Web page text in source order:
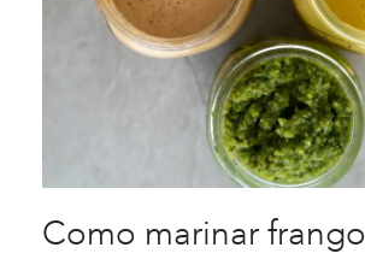
Como marinar frango